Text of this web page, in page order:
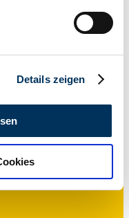
identifizieren
persönlichen Daten
zu Ihrer
Partner für
weiter. Unsere
Details zeigen